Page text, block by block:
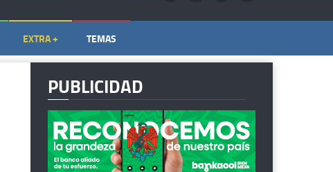
EXTRA + TEMAS
PUBLICIDAD